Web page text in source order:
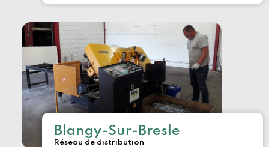
Blangy-Sur-Bresle
Réseau de distribution